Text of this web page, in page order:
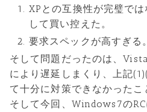
XPとの互換性が完璧で
して買い控えた。
要求スペックが高すぎる。
そして問題だったのは、
により遅延しまくり、上記
て十分に対策できなかったこ
そして今回、Windows7の